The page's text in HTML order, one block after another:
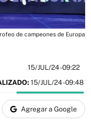
de campeones de Europa
15/JUL/24- 09:22
15/JUL/24 - 09:48
Agregar a Google